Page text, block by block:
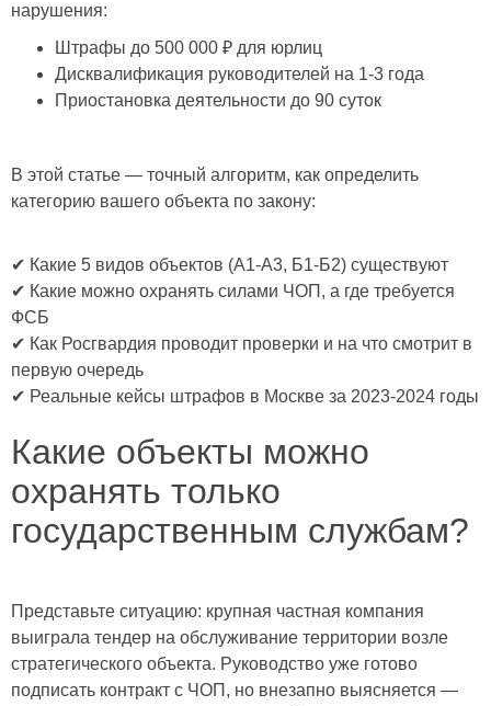
нарушения:
Штрафы до 500 000 ₽ для юрлиц
Дисквалификация руководителей на 1-3 года
Приостановка деятельности до 90 суток
В этой статье — точный алгоритм, как определить
категорию вашего объекта по закону:
✔ Какие 5 видов объектов (А1-А3, Б1-Б2) существуют
✔ Какие можно охранять силами ЧОП, а где требуется
ФСБ
✔ Как Росгвардия проводит проверки и на что смотрит в
первую очередь
✔ Реальные кейсы штрафов в Москве за 2023-2024 годы
Какие объекты можно
охранять только
государственным службам?
Представьте ситуацию: крупная частная компания
выиграла тендер на обслуживание территории возле
стратегического объекта. Руководство уже готово
подписать контракт с ЧОП, но внезапно выясняется —